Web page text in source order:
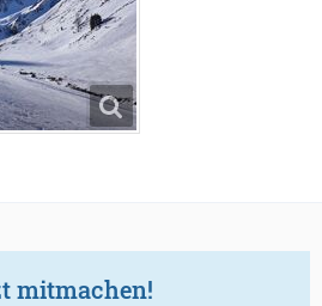
mitmachen!